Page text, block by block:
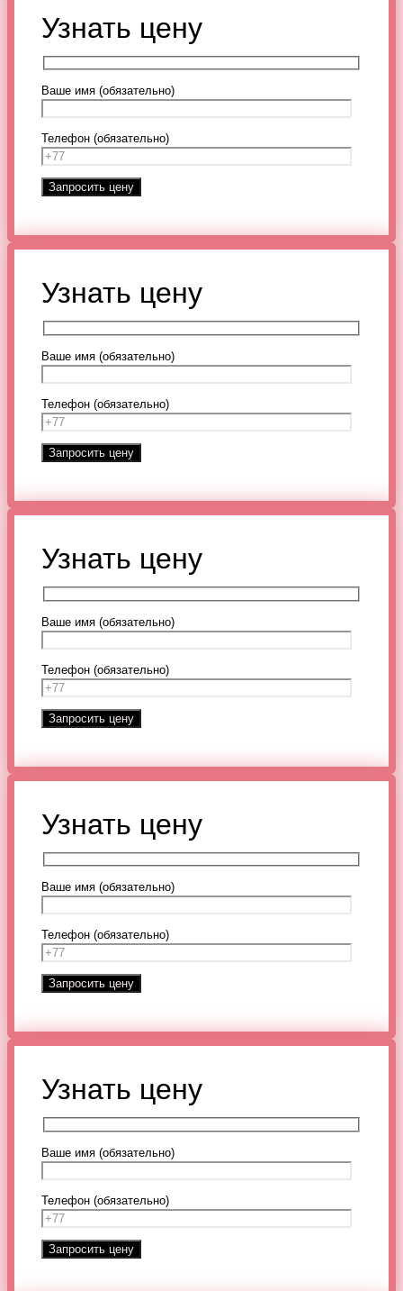
Узнать цену
Ваше имя (обязательно)
Телефон (обязательно)
Узнать цену
Ваше имя (обязательно)
Телефон (обязательно)
Узнать цену
Ваше имя (обязательно)
Телефон (обязательно)
Узнать цену
Ваше имя (обязательно)
Телефон (обязательно)
Узнать цену
Ваше имя (обязательно)
Телефон (обязательно)